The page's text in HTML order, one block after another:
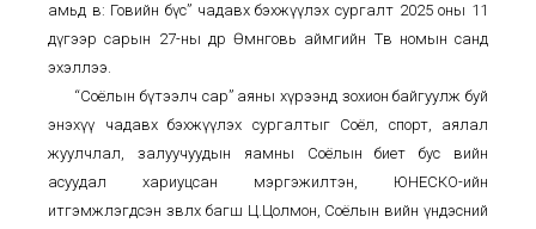
амьд өв: Говийн бүс” чадавх бэхжүүлэх сургалт 2025 оны 11
дүгээр сарын 27-ны өдөр Өмнөговь аймгийн Төв номын санд
эхэллээ.
“Соёлын бүтээлч сар” аяны хүрээнд зохион байгуулж буй
энэхүү чадавх бэхжүүлэх сургалтыг Соёл, спорт, аялал
жуулчлал, залуучуудын яамны Соёлын биет бус өвийн
асуудал хариуцсан мэргэжилтэн, ЮНЕСКО-ийн
итгэмжлэгдсэн зөвлөх багш Ц.Цолмон, Соёлын өвийн үндэсний